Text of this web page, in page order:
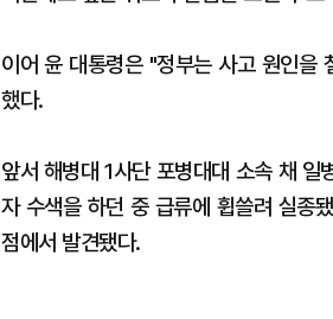
이어 윤 대통령은 "정부는 사고 원인을
했다.
앞서 해병대 1사단 포병대대 소속 채
자 수색을 하던 중 급류에 휩쓸려 실종
점에서 발견됐다.